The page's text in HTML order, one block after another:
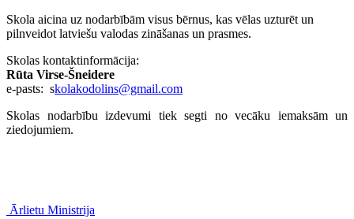
Skola aicina uz nodarbībām visus bērnus, kas vēlas uzturēt un
pilnveidot latviešu valodas zināšanas un prasmes.
Skolas kontaktinformācija:
Rūta Virse-Šneidere
e-pasts: skolakodolins@gmail.com
Skolas nodarbību izdevumi tiek segti no vecāku iemaksām un
ziedojumiem.
Ārlietu Ministrija